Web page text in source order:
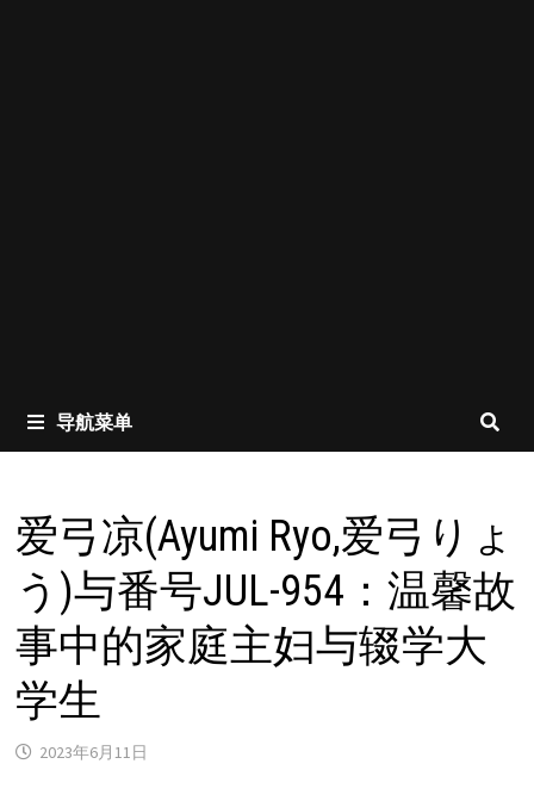
导航菜单
爱弓凉(Ayumi Ryo,爱弓りょ
う)与番号JUL-954：温馨故
事中的家庭主妇与辍学大
学生
2023年6月11日